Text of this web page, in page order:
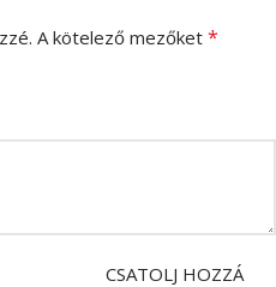
A kötelező mezőket *
CSATOLJ HOZZÁ